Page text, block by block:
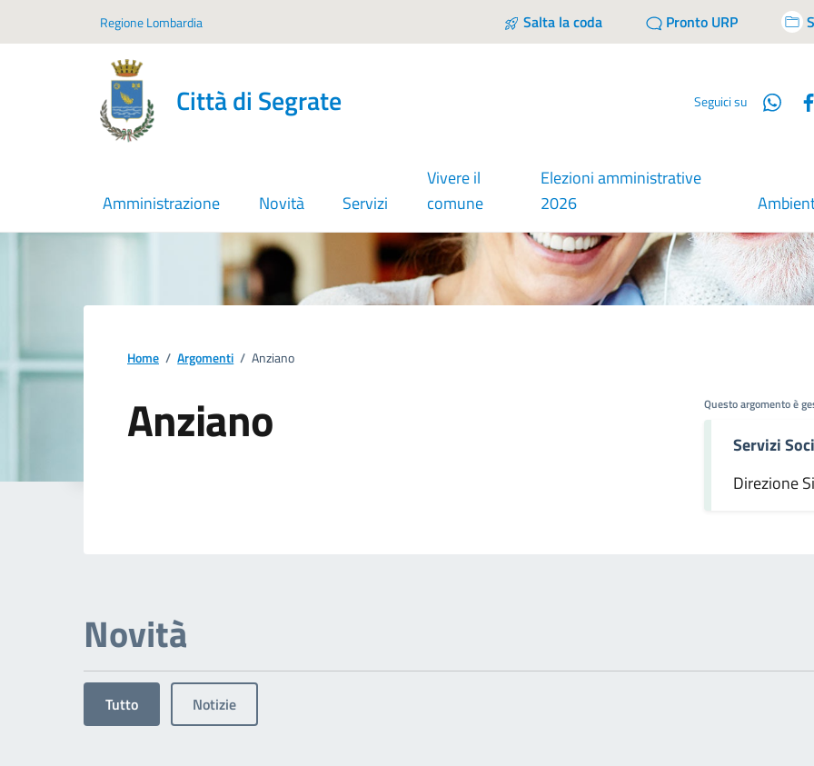
Regione Lombardia Salta la coda Pronto URP
Città di Segrate Seguici su
Amministrazione Novità Servizi
Vivere il
comune
Elezioni amministrative
2026
Home / Argomenti / Anziano
Anziano Questo argomento è
Servizi
Direzione
Novità
Tutto Notizie